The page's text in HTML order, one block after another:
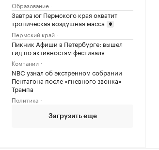
Образование
Завтра юг Пермского края охватит
тропическая воздушная масса
Пермский край
Пикник Афиши в Петербурге: вышел
гид по активностям фестиваля
Компании
NBC узнал об экстренном собрании
Пентагона после «гневного звонка»
Трампа
Политика
Загрузить еще